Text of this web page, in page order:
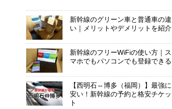
新幹線のグリーン車と普通車の違
い｜メリットやデメリットを紹介
新幹線のフリーWiFiの使い方｜ス
マホでもパソコンでも登録できる
【西明石⇔博多（福岡）】最強に
安い！新幹線の予約と格安チケッ
ト